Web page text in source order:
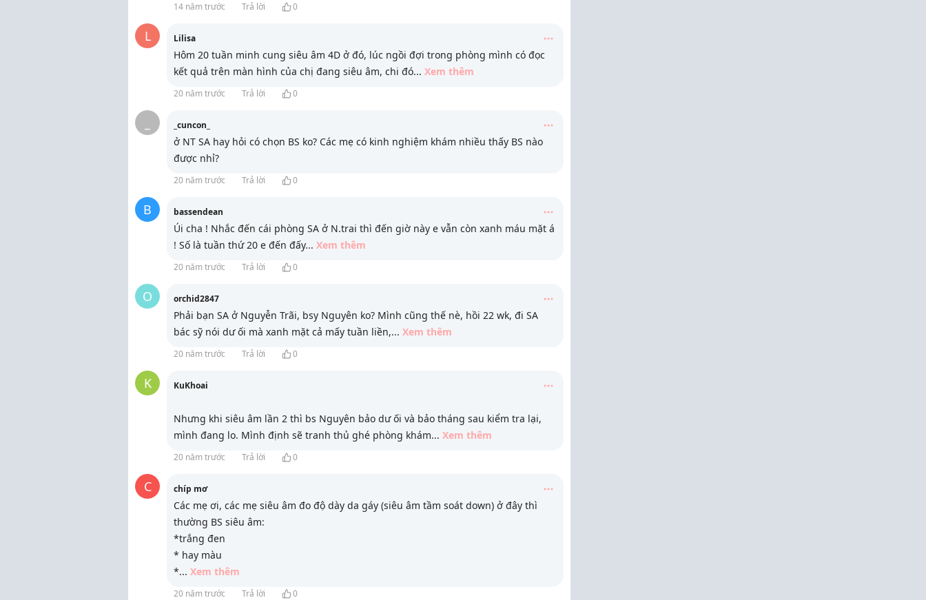
14 năm trước Trả lời 0
L Lilisa
Hôm 20 tuần minh cung siêu âm 4D ở đó, lúc ngồi đợi trong phòng mình có đọc
kết quả trên màn hình của chị đang siêu âm, chi đó... Xem thêm
20 năm trước Trả lời 0
_cuncon_
ở NT SA hay hỏi có chọn BS ko? Các mẹ có kinh nghiệm khám nhiều thấy BS nào
được nhỉ?
20 năm trước Trả lời 0
B bassendean
Úi cha ! Nhắc đến cái phòng SA ở N.trai thì đến giờ này e vẫn còn xanh máu mặt á
! Số là tuần thứ 20 e đến đấy... Xem thêm
20 năm trước Trả lời 0
O orchid2847
Phải bạn SA ở Nguyễn Trãi, bsy Nguyên ko? Mình cũng thế nè, hồi 22 wk, đi SA
bác sỹ nói dư ối mà xanh mặt cả mấy tuần liền,... Xem thêm
20 năm trước Trả lời 0
K KuKhoai
Nhưng khi siêu âm lần 2 thì bs Nguyên bảo dư ối và bảo tháng sau kiểm tra lại,
mình đang lo. Mình định sẽ tranh thủ ghé phòng khám... Xem thêm
20 năm trước Trả lời 0
C chíp mơ
Các mẹ ơi, các mẹ siêu âm đo độ dày da gáy (siêu âm tầm soát down) ở đây thì
thường BS siêu âm:
*trắng đen
* hay màu
*... Xem thêm
20 năm trước Trả lời 0